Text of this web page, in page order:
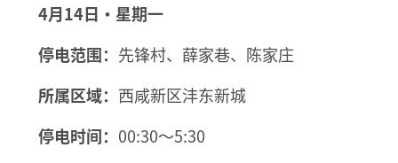
4月14日·星期一
停电范围： 先锋村、薛家巷、陈家庄
所属区域： 西咸新区沣东新城
停电时间： 00:30～5:30